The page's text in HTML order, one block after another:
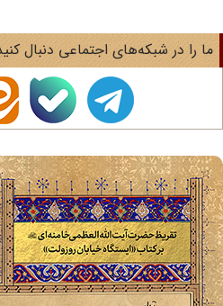
را در شبکه‌های اجتماعی دنبال کنید